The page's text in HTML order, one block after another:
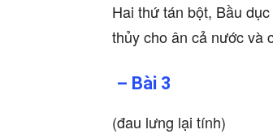
Hai thứ tán bột, Bầu
thủy cho ân cả nước và
– Bài 3
(đau lưng lại tính)